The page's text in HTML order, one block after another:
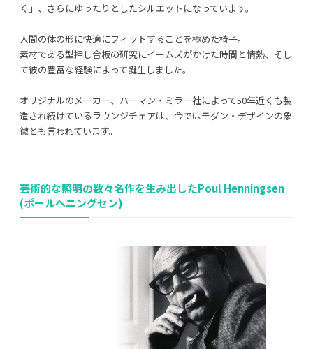
く」、さらにゆったりとしたシルエットになっています。
人間の体の形に快適にフィットすることを極めた椅子。
素材である型押し合板の研究にイームズがかけた時間と情熱、そし
て彼の豊富な経験によって誕生しました。
オリジナルのメーカー、ハーマン・ミラー社によって50年近くも製
造され続けているラウンジチェアは、今ではモダン・デザインの象
徴とも言われています。
芸術的な照明の数々名作を生み出したPoul Henningsen
(ポールヘニングセン)